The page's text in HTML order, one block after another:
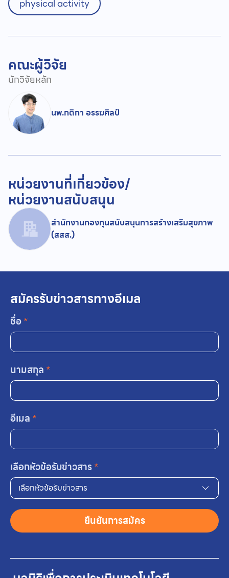
physical activity
คณะผู้วิจัย
นักวิจัยหลัก
นพ.กติกา อรรฆศิลป์
หน่วยงานที่เกี่ยวข้อง/
หน่วยงานสนับสนุน
สำนักงานกองทุนสนับสนุนการสร้างเสริมสุขภาพ
(สสส.)
สมัครรับข่าวสารทางอีเมล
ชื่อ*
นามสกุล *
อีเมล *
เลือกหัวข้อรับข่าวสาร*
เลือกหัวข้อรับข่าวสาร
ยืนยันการสมัคร